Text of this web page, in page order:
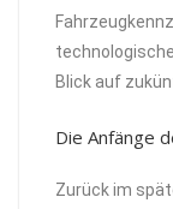
Blick auf
Die Anfänge
Zurück im